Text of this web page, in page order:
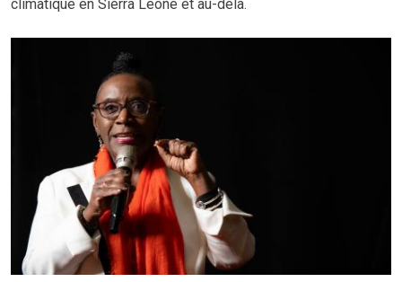
climatique en Sierra Leone et au-delà.